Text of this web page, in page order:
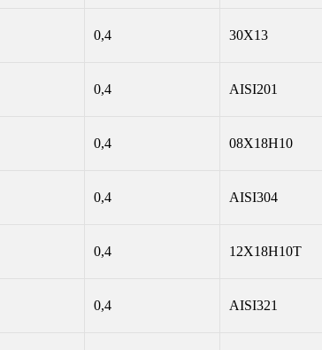
0,4 30Х13
0,4 AISI201
0,4 08Х18Н10
0,4 AISI304
0,4 12Х18Н10Т
0,4 AISI321